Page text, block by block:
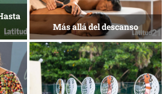
Energía que Impulsa la
competitividad